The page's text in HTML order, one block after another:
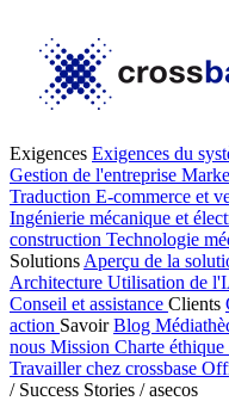
Exigences Exigences du
Gestion de l'entreprise
Traduction E-commerce et
Ingénierie mécanique et
construction Technologie
Solutions Aperçu de la
Architecture Utilisation de
Conseil et assistance Clients
action SavoirBlog
nous Mission Charte éthique
Travailler chez crossbase
/ Success Stories / asecos